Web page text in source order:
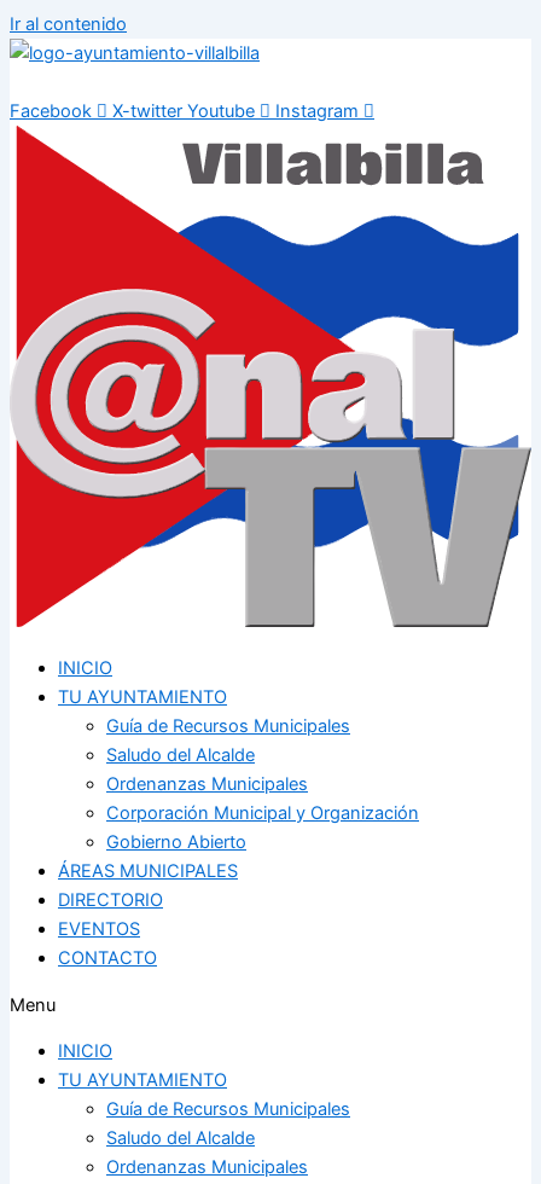
Ir al contenido
Facebook X-twitter Youtube Instagram
INICIO
TU AYUNTAMIENTO
Guía de Recursos Municipales
Saludo del Alcalde
Ordenanzas Municipales
Corporación Municipal y Organización
Gobierno Abierto
ÁREAS MUNICIPALES
DIRECTORIO
EVENTOS
CONTACTO
Menu
INICIO
TU AYUNTAMIENTO
Guía de Recursos Municipales
Saludo del Alcalde
Ordenanzas Municipales